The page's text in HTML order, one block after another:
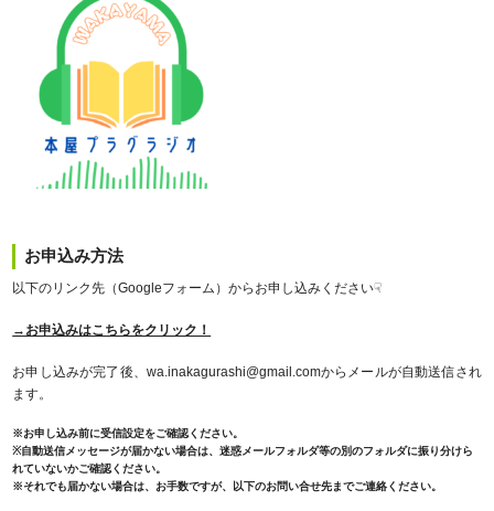
お申込み方法
以下のリンク先（Googleフォーム）からお申し込みください☟
→お申込みはこちらをクリック！
お申し込みが完了後、wa.inakagurashi@gmail.comからメールが自動送信され
ます。
※お申し込み前に受信設定をご確認ください。
※自動送信メッセージが届かない場合は、迷惑メールフォルダ等の別のフォルダに振り分けら
れていないかご確認ください。
※それでも届かない場合は、お手数ですが、以下のお問い合せ先までご連絡ください。